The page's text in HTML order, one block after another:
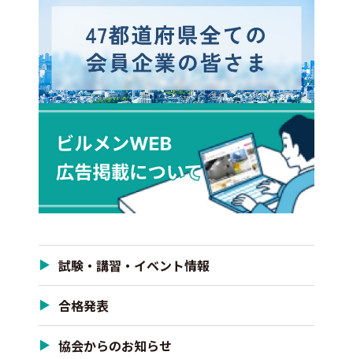
試験・講習・イベント情報
合格発表
協会からのお知らせ